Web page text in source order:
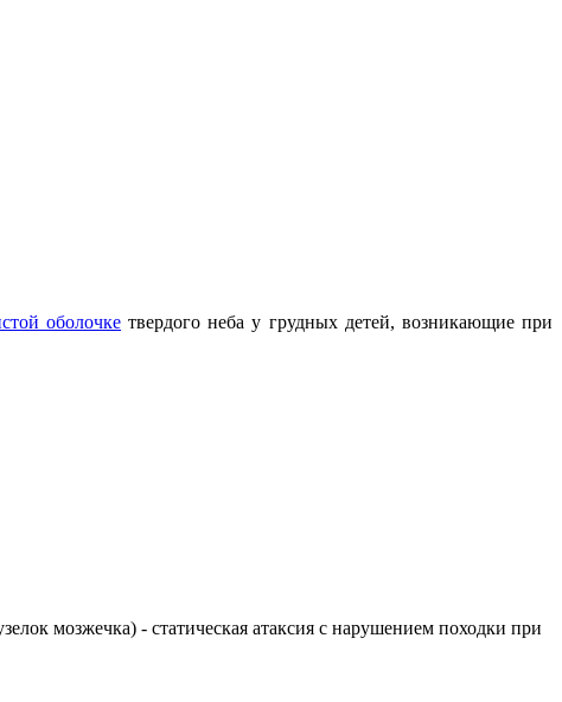
оболочке твердого неба у грудных детей, возникающие при
мозжечка) - статическая атаксия с нарушением походки при